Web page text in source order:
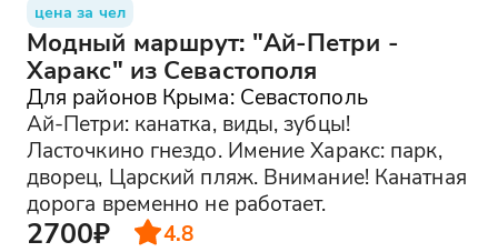
цена за чел
Модный маршрут: "Ай-Петри -
Харакс" из Севастополя
Для районов Крыма: Севастополь
Ай-Петри: канатка, виды, зубцы!
Ласточкино гнездо. Имение Харакс: парк,
дворец, Царский пляж. Внимание! Канатная
дорога временно не работает.
2700₽ 4.8